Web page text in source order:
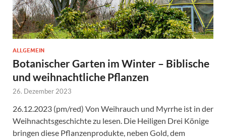
ALLGEMEIN
Botanischer Garten im Winter – Biblische
und weihnachtliche Pflanzen
26. Dezember 2023
26.12.2023 (pm/red) Von Weihrauch und Myrrhe ist in der
Weihnachtsgeschichte zu lesen. Die Heiligen Drei Könige
bringen diese Pflanzenprodukte, neben Gold, dem